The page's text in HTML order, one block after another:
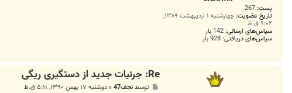
پست: 267
تاریخ عضویت: چهارشنبه ۱ اردیبهشت ۱۳۸۹,
۹:۰۲ ق.ظ
سپاس‌های ارسالی: 142 بار
سپاس‌های دریافتی: 928 بار
Re: جرئیات جدید از دستگیری ریگی
توسطنجف47 »دوشنبه ۱۷ بهمن ۱۳۹۰, ۵:۱۱ ق.ظ